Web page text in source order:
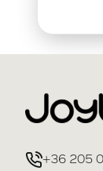
+36 205